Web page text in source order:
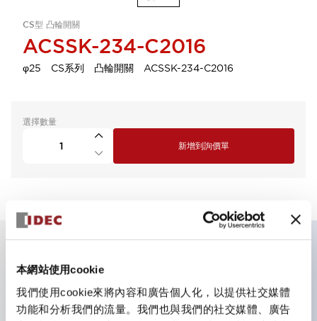
本網站使用cookie
我們使用cookie來將內容和廣告個人化，以提供社交媒體
功能和分析我們的流量。我們也與我們的社交媒體、廣告
CS型 凸輪開關
ACSSK-234-C2016
φ25 CS系列 凸輪開關 ACSSK-234-C2016
選擇數量
新增到詢價單
主要特點
CS型凸輪開關是方便用於設備的開關和切換，適用範圍廣